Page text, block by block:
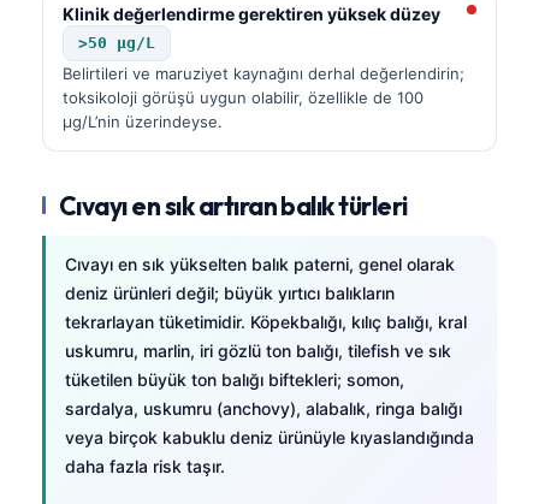
Klinik değerlendirme gerektiren yüksek düzey
>50 µg/L
Belirtileri ve maruziyet kaynağını derhal değerlendirin;
toksikoloji görüşü uygun olabilir, özellikle de 100
µg/L’nin üzerindeyse.
Cıvayı en sık artıran balık türleri
Cıvayı en sık yükselten balık paterni, genel olarak
deniz ürünleri değil; büyük yırtıcı balıkların
tekrarlayan tüketimidir. Köpekbalığı, kılıç balığı, kral
uskumru, marlin, iri gözlü ton balığı, tilefish ve sık
tüketilen büyük ton balığı biftekleri; somon,
sardalya, uskumru (anchovy), alabalık, ringa balığı
veya birçok kabuklu deniz ürünüyle kıyaslandığında
daha fazla risk taşır.